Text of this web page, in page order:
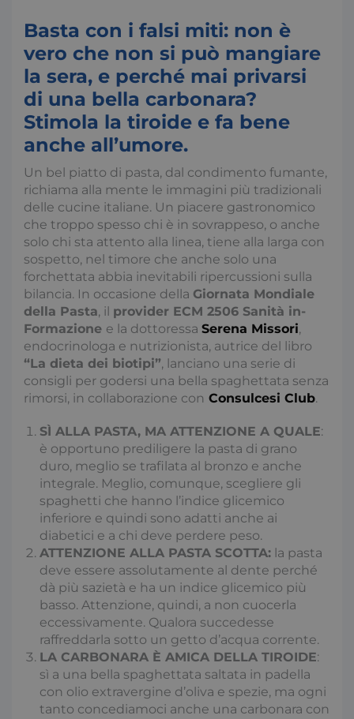
Basta con i falsi miti: non è
vero che non si può mangiare
la sera, e perché mai privarsi
di una bella carbonara?
Stimola la tiroide e fa bene
anche all’umore.
Un bel piatto di pasta, dal condimento fumante,
richiama alla mente le immagini più tradizionali
delle cucine italiane. Un piacere gastronomico
che troppo spesso chi è in sovrappeso, o anche
solo chi sta attento alla linea, tiene alla larga con
sospetto, nel timore che anche solo una
forchettata abbia inevitabili ripercussioni sulla
bilancia. In occasione della Giornata Mondiale
della Pasta, il provider ECM 2506 Sanità in-
Formazione e la dottoressa Serena Missori,
endocrinologa e nutrizionista, autrice del libro
“La dieta dei biotipi”, lanciano una serie di
consigli per godersi una bella spaghettata senza
rimorsi, in collaborazione con Consulcesi Club.
SÌ ALLA PASTA, MA ATTENZIONE A QUALE:
è opportuno prediligere la pasta di grano
duro, meglio se trafilata al bronzo e anche
integrale. Meglio, comunque, scegliere gli
spaghetti che hanno l’indice glicemico
inferiore e quindi sono adatti anche ai
diabetici e a chi deve perdere peso.
ATTENZIONE ALLA PASTA SCOTTA: la pasta
deve essere assolutamente al dente perché
dà più sazietà e ha un indice glicemico più
basso. Attenzione, quindi, a non cuocerla
eccessivamente. Qualora succedesse
raffreddarla sotto un getto d’acqua corrente.
LA CARBONARA È AMICA DELLA TIROIDE:
sì a una bella spaghettata saltata in padella
con olio extravergine d’oliva e spezie, ma ogni
tanto concediamoci anche una carbonara con